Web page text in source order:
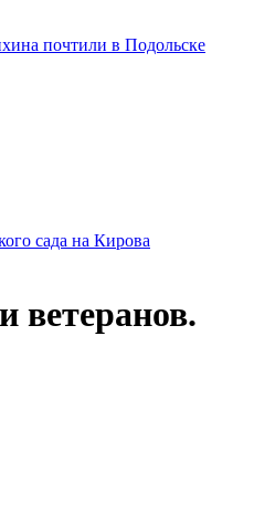
почтили в Подольске
сада на Кирова
ветеранов.